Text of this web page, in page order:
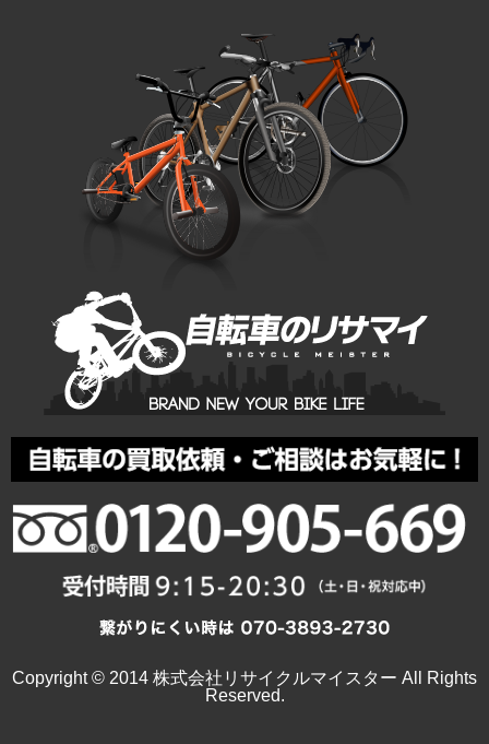
Copyright © 2014 株式会社リサイクルマイスター All Rights
Reserved.